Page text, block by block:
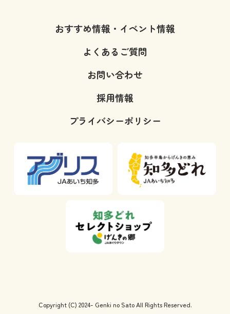
おすすめ情報・イベント情報
よくあるご質問
お問い合わせ
採用情報
プライバシーポリシー
Copyright (C) 2024- Genki no Sato All Rights Reserved.